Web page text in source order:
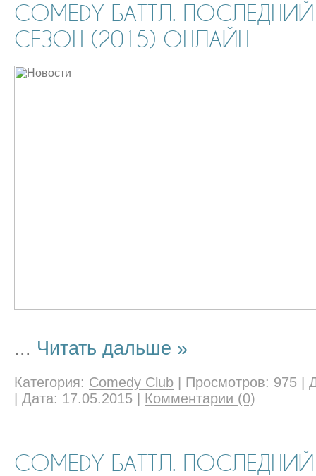
COMEDY БАТТЛ.
СЕЗОН (2015) ОНЛАЙН
... Читать дальше »
Категория: Comedy Club Просмотров: 975
Дата: 17.05.2015 Комментарии (0)
COMEDY БАТТЛ.